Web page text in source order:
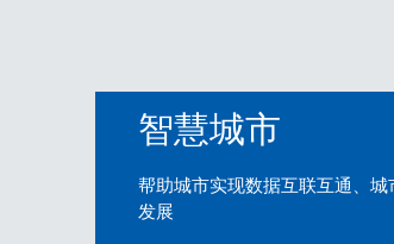
智慧城市
帮助城市实现数据互联互通、
发展